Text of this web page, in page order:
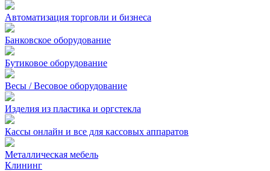
Автоматизация торговли и бизнеса
Банковское оборудование
Бутиковое оборудование
Весы / Весовое оборудование
Изделия из пластика и оргстекла
Кассы онлайн и все для кассовых аппаратов
Металлическая мебель
Клининг